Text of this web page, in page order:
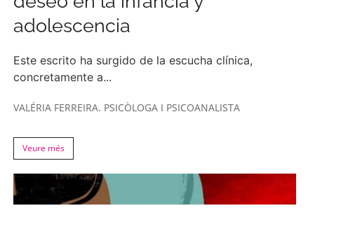
adolescencia
Este escrito ha surgido de la escucha clínica,
concretamente a...
VALÉRIA FERREIRA. PSICÒLOGA I PSICOANALISTA
Veure més